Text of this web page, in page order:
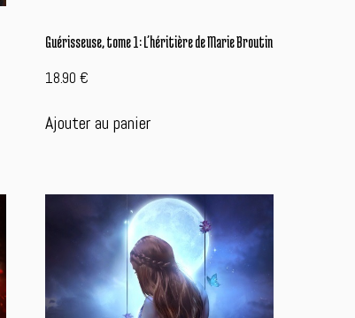
Guérisseuse, tome 1: L’héritière de Marie Broutin
18.90€
Ajouter au panier